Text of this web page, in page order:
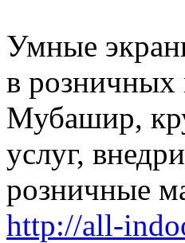
Умные
в розничных
Мубашир,
услуг,
розничные
http://all-